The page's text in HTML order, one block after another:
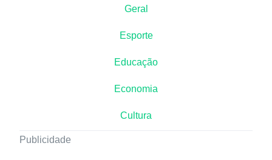
Geral
Esporte
Educação
Economia
Cultura
Publicidade